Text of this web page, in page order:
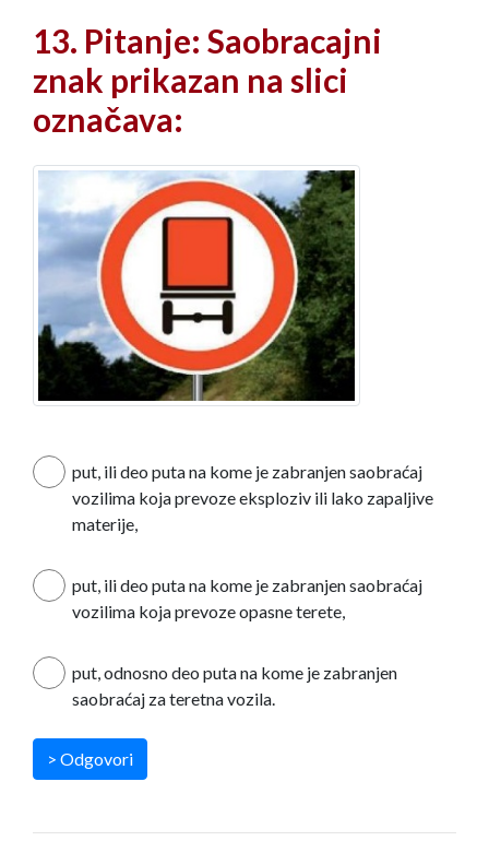
13. Pitanje: Saobracajni
znak prikazan na slici
označava:
put, ili deo puta na kome je zabranjen saobraćaj
vozilima koja prevoze eksploziv ili lako zapaljive
materije,
put, ili deo puta na kome je zabranjen saobraćaj
vozilima koja prevoze opasne terete,
put, odnosno deo puta na kome je zabranjen
saobraćaj za teretna vozila.
> Odgovori